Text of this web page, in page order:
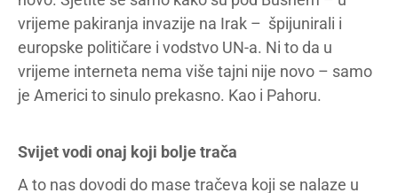
vrijeme pakiranja invazije na Irak – špijunirali i
europske političare i vodstvo UN-a. Ni to da u
vrijeme interneta nema više tajni nije novo – samo
je Americi to sinulo prekasno. Kao i Pahoru.
Svijet vodi onaj koji bolje trača
A to nas dovodi do mase tračeva koji se nalaze u